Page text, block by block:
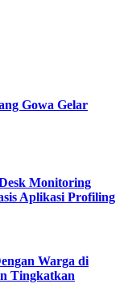
Gowa Gelar
Monitoring
Aplikasi Profiling
Warga di
Tingkatkan